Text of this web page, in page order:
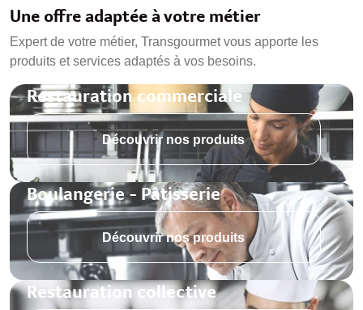
Une offre adaptée à votre métier
Expert de votre métier, Transgourmet vous apporte les
produits et services adaptés à vos besoins.
Restauration commerciale
Découvrir nos produits
Boulangerie - Pâtisserie
Découvrir nos produits
Restauration collective